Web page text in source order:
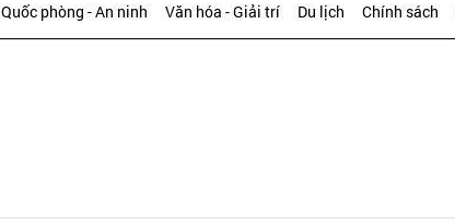
Quốc phòng - An ninh Văn hóa - Giải trí Du lịch Chính sách